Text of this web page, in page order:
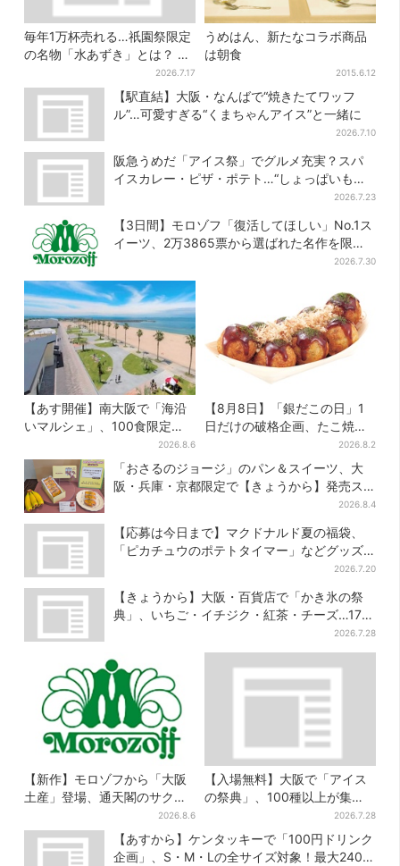
毎年1万杯売れる…祇園祭限定
の名物「水あずき」とは？ 今
年も連日行列「行くたびに飲
んでる」
2026.7.17
うめはん、新たなコラボ商品
は朝食
2015.6.12
【駅直結】大阪・なんばで“焼きたてワッフ
ル”…可愛すぎる“くまちゃんアイス”と一緒に
2026.7.10
阪急うめだ「アイス祭」でグルメ充実？スパ
イスカレー・ピザ・ポテト…“しょっぱいもの
2026.7.23
【3日間】モロゾフ「復活してほしい」No.1ス
イーツ、2万3865票から選ばれた名作を限定
2026.7.30
【あす開催】南大阪で「海沿
いマルシェ」、100食限定
「たこ飯」のふるまい＆キッ
ズ縁日も
2026.8.6
【8月8日】「銀だこの日」1
日だけの破格企画、たこ焼き1
舟が88円に…先着88名限り
2026.8.2
「おさるのジョージ」のパン＆スイーツ、大
阪・兵庫・京都限定で【きょうから】発売ス
2026.8.4
【応募は今日まで】マクドナルド夏の福袋、
「ピカチュウのポテトタイマー」などグッズ3
2026.7.20
【きょうから】大阪・百貨店で「かき氷の祭
典」、いちご・イチジク・紅茶・チーズ…17店
2026.7.28
【新作】モロゾフから「大阪
土産」登場、通天閣のサクサ
クスイーツ 6カ所で順次発売
2026.8.6
【入場無料】大阪で「アイス
の祭典」、100種以上が集
結！グッズ＆タダ券が当たる
巨大ガチャも
2026.7.28
【あすから】ケンタッキーで「100円ドリンク
企画」、S・M・Lの全サイズ対象！最大240円